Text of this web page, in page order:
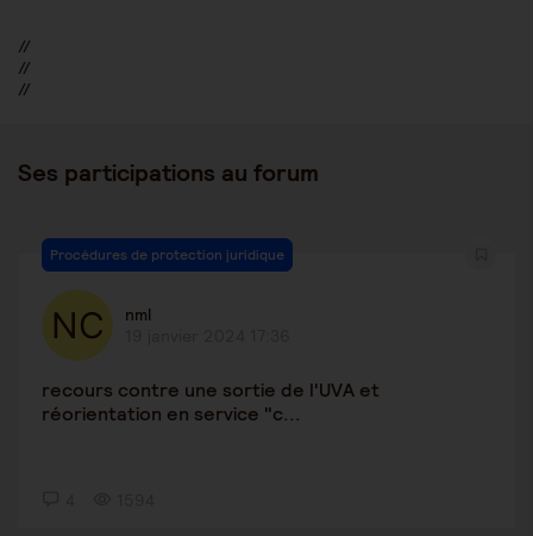
//
//
//
Ses participations au forum
Procédures de protection juridique
nml
recours contre une sortie de l'UVA et
réorientation en service "c...